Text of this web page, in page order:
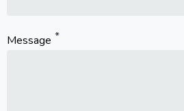
Message